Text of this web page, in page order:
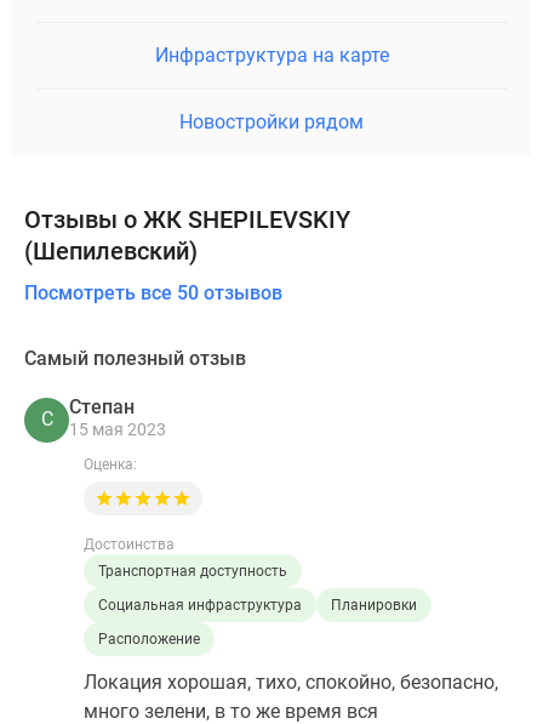
Инфраструктура на карте
Новостройки рядом
Отзывы о ЖК SHEPILEVSKIY
(Шепилевский)
Посмотреть все 50 отзывов
Самый полезный отзыв
С
Степан
15 мая 2023
Оценка:
Достоинства
Транспортная доступность
Социальная инфраструктура
Планировки
Расположение
Локация хорошая, тихо, спокойно, безопасно,
много зелени, в то же время вся